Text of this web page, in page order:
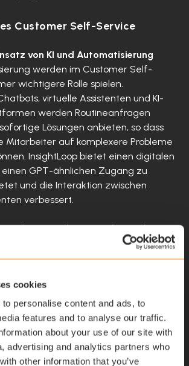
cookies
personalise content and ads, to
features and to analyse our traffic.
about your use of our site with
advertising and analytics partners who
other information that you’ve
Customer Self-Service
von KI und Automatisierung
werden im Customer Self-
wichtigere Rolle spielen.
virtuelle Assistenten und KI-
werden Routineanfragen
Lösungen anbieten, so dass
Mitarbeiter auf komplexere Probleme
InsightLoop bietet einen digitalen
GPT-ähnlichen Zugang zu
und die Interaktion zwischen
verbessert.
Echtzeit und vorausschauende
werden in Echtzeit
vorausschauende Wartung
wie InsightLoop werden sich
und bieten Echtzeit-Zugriff auf
und vorausschauende Analysen
Aufgaben und Ersatzteilen.